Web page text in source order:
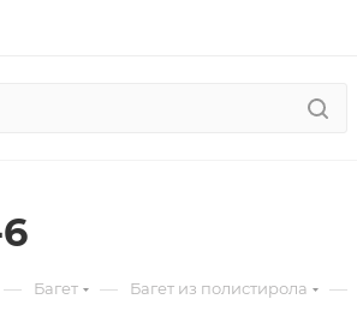
— Багет — Багет из полистирола —